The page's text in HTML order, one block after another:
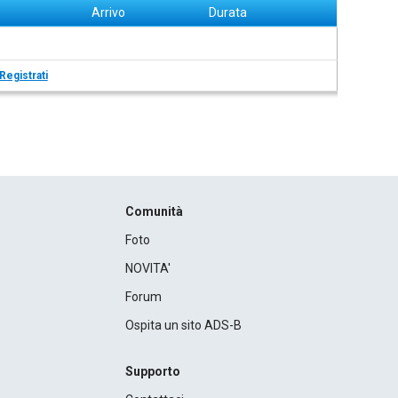
Arrivo Durata
Comunità
Foto
NOVITA'
Forum
Ospita un sito ADS-B
Supporto